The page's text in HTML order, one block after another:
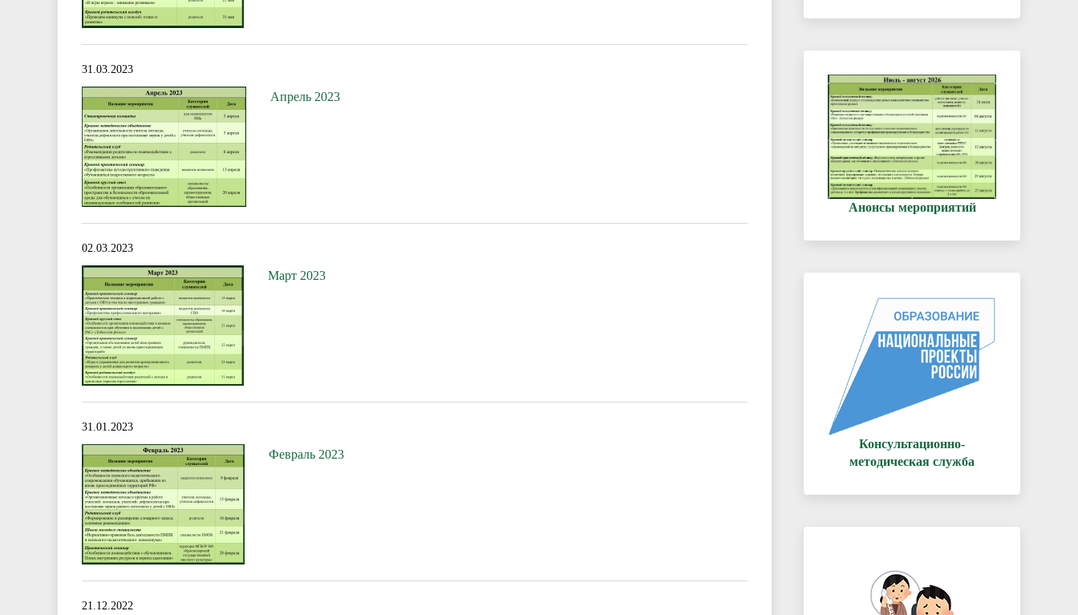
31.03.2023
Апрель 2023
02.03.2023
Март 2023
31.01.2023
Февраль 2023
21.12.2022
Анонсы мероприятий
Консультационно-
методическая служба